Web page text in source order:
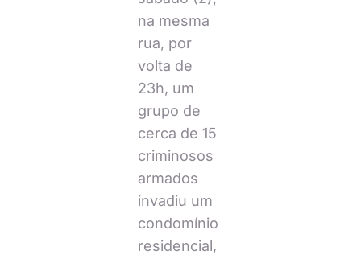
na mesma
rua, por
volta de
23h, um
grupo de
cerca de 15
criminosos
armados
invadiu um
condomínio
residencial,